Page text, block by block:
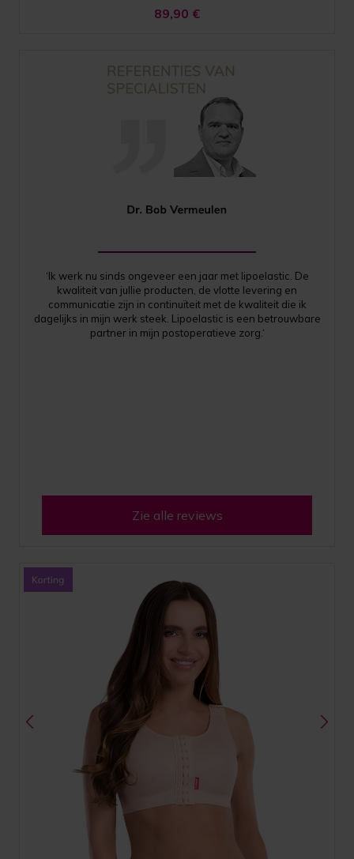
89,90 €
‘Ik werk nu sinds ongeveer een jaar met lipoelastic. De
kwaliteit van jullie producten, de vlotte levering en
communicatie zijn in continuïteit met de kwaliteit die ik
dagelijks in mijn werk steek. Lipoelastic is een betrouwbare
partner in mijn postoperatieve zorg.‘
Zie alle reviews